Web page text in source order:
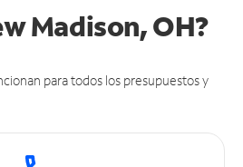
Madison, OH?
para todos los presupuestos y